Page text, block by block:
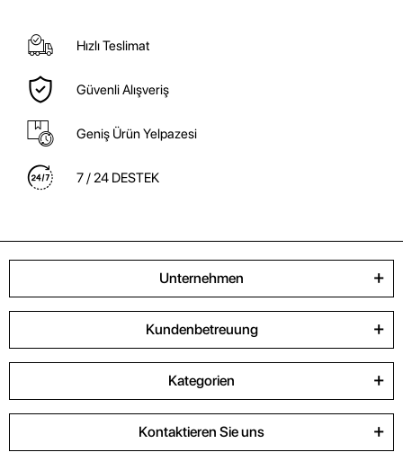
Hızlı Teslimat
Güvenli Alışveriş
Geniş Ürün Yelpazesi
7 / 24 DESTEK
Unternehmen
Kundenbetreuung
Kategorien
Kontaktieren Sie uns